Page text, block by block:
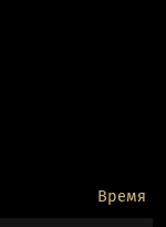
Время